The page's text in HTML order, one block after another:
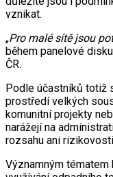
vznikat.
„Pro malé sítě jsou
během panelové
ČR.
Podle účastníků totiž
prostředí velkých
komunitní projekty
narážejí na
rozsahu ani
Významným